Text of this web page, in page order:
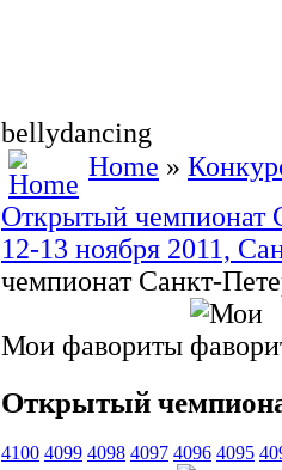
bellydancing
Home »
Открытый чемпионат
12-13 ноября 2011,
чемпионат Санкт-
Мои фавориты
Открытый
4100 4099 4098 4097 4096 4095